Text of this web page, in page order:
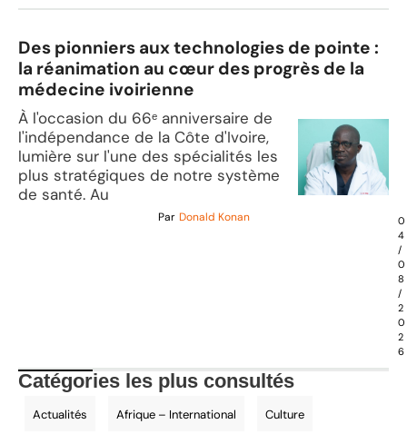
Des pionniers aux technologies de pointe :
la réanimation au cœur des progrès de la
médecine ivoirienne
À l'occasion du 66ᵉ anniversaire de
l'indépendance de la Côte d'Ivoire,
lumière sur l'une des spécialités les
plus stratégiques de notre système
de santé. Au
Par Donald Konan
0
4
/
0
8
/
2
0
2
6
Catégories les plus consultés
Actualités Afrique – International Culture